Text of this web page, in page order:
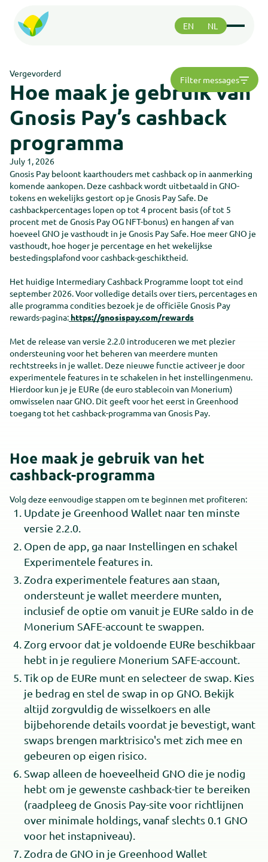
EN NL
Functies
Betalen
Veiligheid
Greenhood community
Ondersteuning
Over ons
Roadmap
Support
Kom in contact
Get in touch
Betalen
Veiligheid
Greenhood community
Ondersteuning
Over ons
Roadmap
Support
Kom in contact
Get in touch
Filter messages
Vergevorderd
Hoe maak je gebruik van
Gnosis Pay’s cashback
programma
July 1, 2026
Gnosis Pay beloont kaarthouders met cashback op in aanmerking
komende aankopen. Deze cashback wordt uitbetaald in GNO-
tokens en wekelijks gestort op je Gnosis Pay Safe. De
cashbackpercentages lopen op tot 4 procent basis (of tot 5
procent met de Gnosis Pay OG NFT-bonus) en hangen af van
hoeveel GNO je vasthoudt in je Gnosis Pay Safe. Hoe meer GNO je
vasthoudt, hoe hoger je percentage en het wekelijkse
bestedingsplafond voor cashback-geschiktheid.
Het huidige Intermediary Cashback Programme loopt tot eind
september 2026. Voor volledige details over tiers, percentages en
alle programma condities bezoek je de officiële Gnosis Pay
rewards-pagina: https://gnosispay.com/rewards
Met de release van versie 2.2.0 introduceren we met plezier
ondersteuning voor het beheren van meerdere munten
rechtstreeks in je wallet. Deze nieuwe functie activeer je door
experimentele features in te schakelen in het instellingenmenu.
Hierdoor kun je je EURe (de euro stablecoin van Monerium)
omwisselen naar GNO. Dit geeft voor het eerst in Greenhood
toegang tot het cashback-programma van Gnosis Pay.
Hoe maak je gebruik van het
cashback-programma
Volg deze eenvoudige stappen om te beginnen met profiteren:
Update je Greenhood Wallet naar ten minste
versie 2.2.0.
Open de app, ga naar Instellingen en schakel
Experimentele features in.
Zodra experimentele features aan staan,
ondersteunt je wallet meerdere munten,
inclusief de optie om vanuit je EURe saldo in de
Monerium SAFE-account te swappen.
Zorg ervoor dat je voldoende EURe beschikbaar
hebt in je reguliere Monerium SAFE-account.
Tik op de EURe munt en selecteer de swap. Kies
je bedrag en stel de swap in op GNO. Bekijk
altijd zorgvuldig de wisselkoers en alle
bijbehorende details voordat je bevestigt, want
swaps brengen marktrisico's met zich mee en
gebeuren op eigen risico.
Swap alleen de hoeveelheid GNO die je nodig
hebt om je gewenste cashback-tier te bereiken
(raadpleeg de Gnosis Pay-site voor richtlijnen
over minimale holdings, vanaf slechts 0.1 GNO
voor het instapniveau).
Zodra de GNO in je Greenhood Wallet